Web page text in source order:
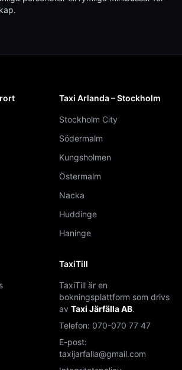
Taxi Arlanda – Stockholm
Stockholm City
Södermalm
Kungsholmen
Östermalm
Nacka
Huddinge
Haninge
TaxiTill
TaxiTill är en
bokningsplattform som drivs
av Taxi Järfälla AB.
Telefon: 070-070 77 47
E-post:
taxijarfalla@gmail.com